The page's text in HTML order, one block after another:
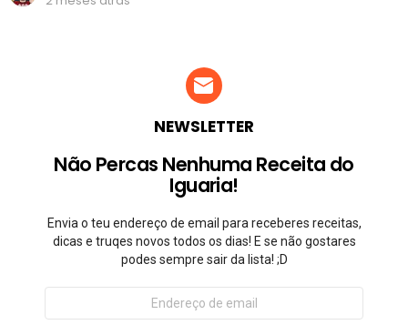
NEWSLETTER
Não Percas Nenhuma Receita do
Iguaria!
Envia o teu endereço de email para receberes receitas,
dicas e truqes novos todos os dias! E se não gostares
podes sempre sair da lista! ;D
Endereço
email